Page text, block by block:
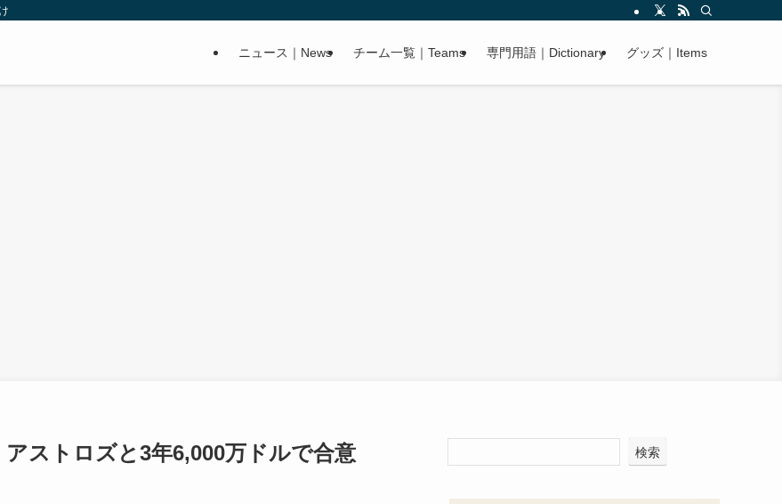
ニュース｜News チーム一覧｜Teams 専門用語｜Dictionary グッズ｜Items
ストロズと3年6,000万ドルで合意 検索